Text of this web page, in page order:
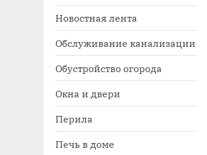
Новостная лента
Обслуживание канализации
Обустройство огорода
Окна и двери
Перила
Печь в доме